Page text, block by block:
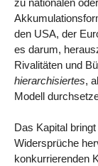
den USA, der
es darum,
Rivalitäten und
hierarchisiertes,
Modell
Das Kapital
Widersprüche
konkurrierenden